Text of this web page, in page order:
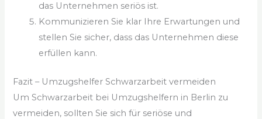
das Unternehmen seriös ist.
Kommunizieren Sie klar Ihre Erwartungen und
stellen Sie sicher, dass das Unternehmen diese
erfüllen kann.
Fazit – Umzugshelfer Schwarzarbeit vermeiden
Um Schwarzarbeit bei Umzugshelfern in Berlin zu
vermeiden, sollten Sie sich für seriöse und